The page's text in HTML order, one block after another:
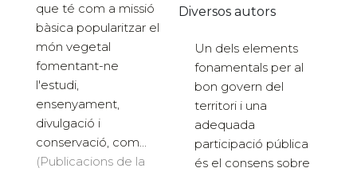
que té com a missió
bàsica popularitzar el
món vegetal
fomentant-ne
l'estudi,
ensenyament,
divulgació i
conservació, com...
(Publicacions de la
Diversos autors
Un dels elements
fonamentals per al
bon govern del
territori i una
adequada
participació pública
és el consens sobre